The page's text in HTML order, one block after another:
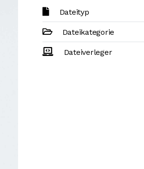
Dateityp
Dateikategorie
Dateiverleger